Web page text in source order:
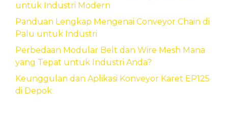
untuk Industri Modern
Panduan Lengkap Mengenai Conveyor Chain di
Palu untuk Industri
Perbedaan Modular Belt dan Wire Mesh Mana
yang Tepat untuk Industri Anda?
Keunggulan dan Aplikasi Konveyor Karet EP125
di Depok